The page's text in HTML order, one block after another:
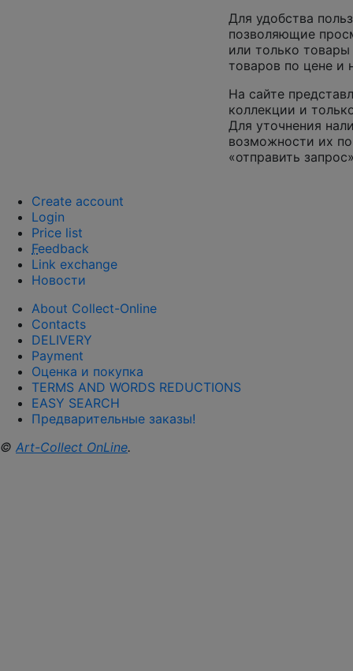
Для удобства
позволяющие
или только
товаров по цене и
На сайте
коллекции и
Для уточнения
возможности их
«отправить
Create account
Login
Price list
Feedback
Link exchange
Новости
About Collect-Online
Contacts
DELIVERY
Payment
Оценка и покупка
TERMS AND WORDS REDUCTIONS
EASY SEARCH
Предварительные заказы!
© Art-Collect OnLine.